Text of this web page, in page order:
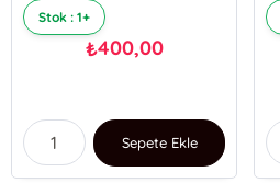
Stok : 1+
₺400,00
Sepete Ekle